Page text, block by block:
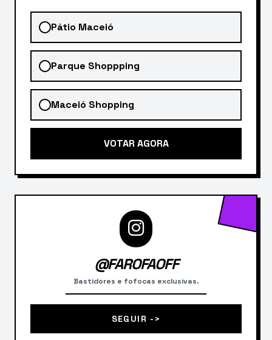
Pátio Maceió
Parque Shoppping
Maceió Shopping
VOTAR AGORA
@FAROFAOFF
Bastidores e fofocas exclusivas.
SEGUIR ->